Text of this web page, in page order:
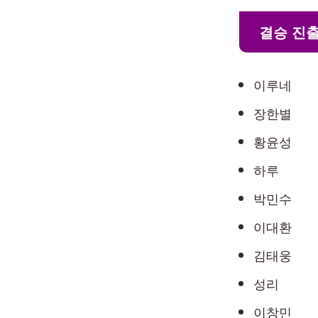
결승 진
이루네
장한별
황윤성
하루
박민수
이대환
김태웅
성리
이창민